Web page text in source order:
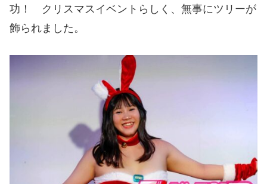
功！ クリスマスイベントらしく、無事にツリーが
飾られました。